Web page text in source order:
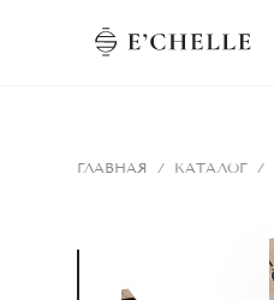
ГЛАВНАЯ / КАТАЛОГ /